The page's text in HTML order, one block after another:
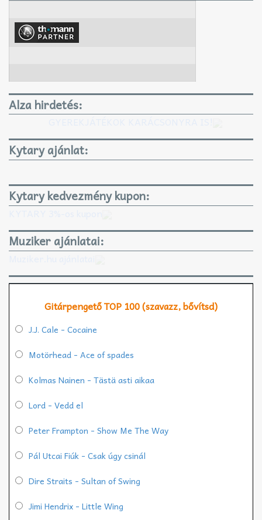
Alza hirdetés:
Kytary ajánlat:
Kytary kedvezmény kupon:
Muziker ajánlatai:
Gitárpengető TOP 100 (szavazz, bővítsd)
J.J. Cale - Cocaine
Motörhead - Ace of spades
Kolmas Nainen - Tästä asti aikaa
Lord - Vedd el
Peter Frampton - Show Me The Way
Pál Utcai Fiúk - Csak úgy csinál
Dire Straits - Sultan of Swing
Jimi Hendrix - Little Wing